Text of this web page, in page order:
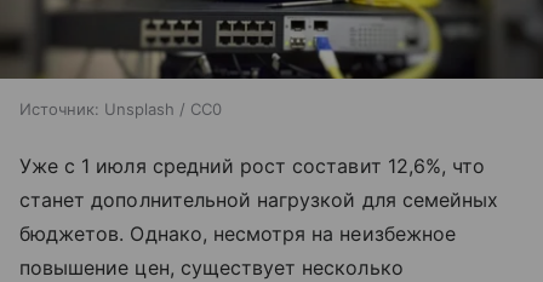
Источник: Unsplash / CC0
Уже с 1 июля средний рост составит 12,6%, что
станет дополнительной нагрузкой для семейных
бюджетов. Однако, несмотря на неизбежное
повышение цен, существует несколько